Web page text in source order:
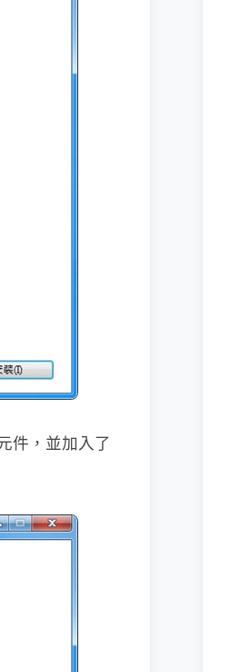
件，並加入了